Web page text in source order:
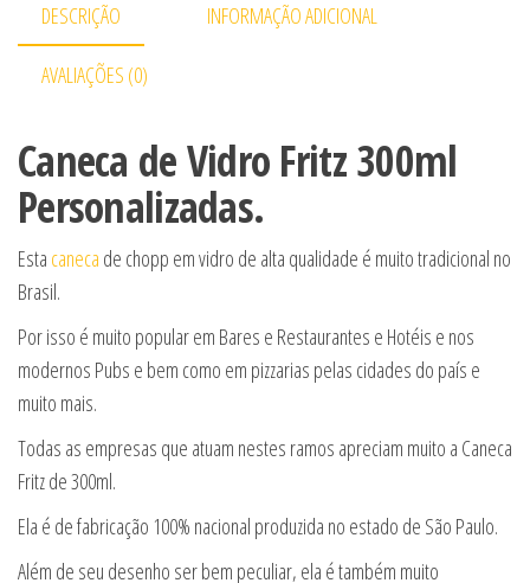
DESCRIÇÃO INFORMAÇÃO ADICIONAL
AVALIAÇÕES (0)
Caneca de Vidro Fritz 300ml
Personalizadas.
Esta caneca de chopp em vidro de alta qualidade é muito tradicional no
Brasil.
Por isso é muito popular em Bares e Restaurantes e Hotéis e nos
modernos Pubs e bem como em pizzarias pelas cidades do país e
muito mais.
Todas as empresas que atuam nestes ramos apreciam muito a Caneca
Fritz de 300ml.
Ela é de fabricação 100% nacional produzida no estado de São Paulo.
Além de seu desenho ser bem peculiar, ela é também muito